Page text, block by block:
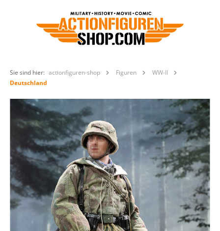
Sie sind hier: actionfiguren-shop Figuren
WW-II
Deutschland